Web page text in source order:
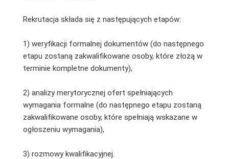
Rekrutacja składa się z następujących etapów:
1) weryfikacji formalnej dokumentów (do następnego
etapu zostaną zakwalifikowane osoby, które złożą w
terminie kompletne dokumenty),
2) analizy merytorycznej ofert spełniających
wymagania formalne (do następnego etapu zostaną
zakwalifikowane osoby, które spełniają wskazane w
ogłoszeniu wymagania),
3) rozmowy kwalifikacyjnej.